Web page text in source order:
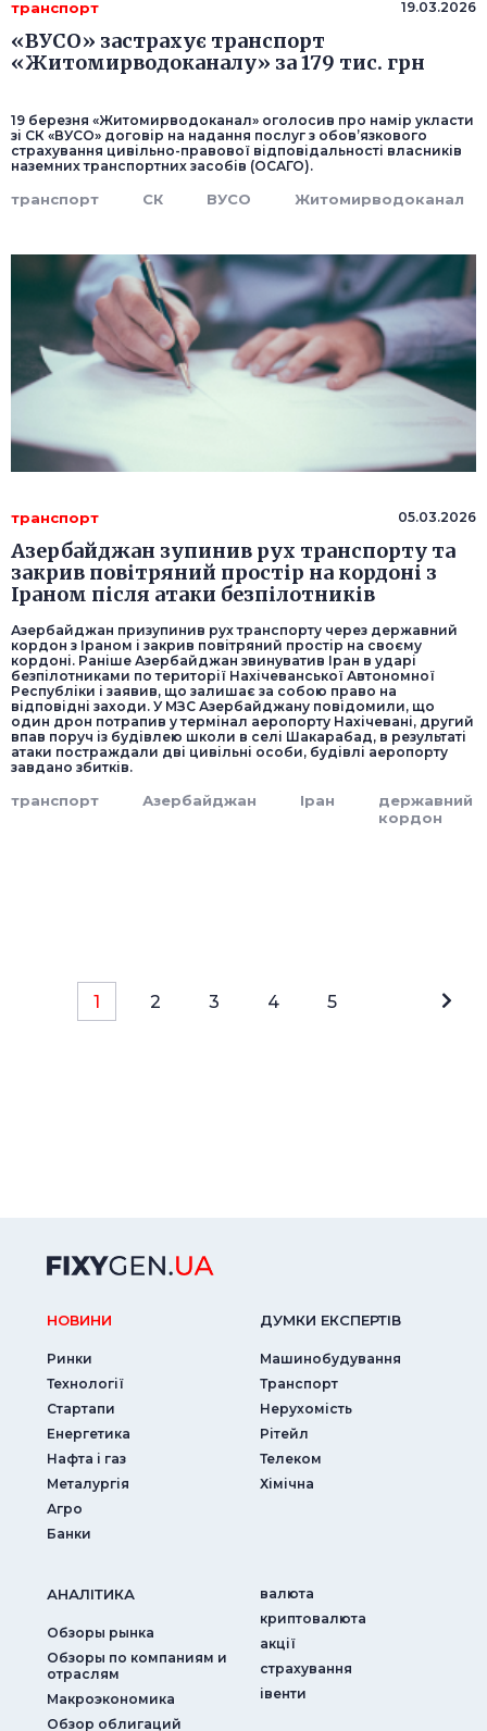
транспорт 19.03.2026
«ВУСО» застрахує транспорт
«Житомирводоканалу» за 179 тис. грн
19 березня «Житомирводоканал» оголосив про намір укласти
зі СК «ВУСО» договір на надання послуг з обов’язкового
страхування цивільно-правової відповідальності власників
наземних транспортних засобів (ОСАГО).
транспорт СК ВУСО Житомирводоканал
транспорт 05.03.2026
Азербайджан зупинив рух транспорту та
закрив повітряний простір на кордоні з
Іраном після атаки безпілотників
Азербайджан призупинив рух транспорту через державний
кордон з Іраном і закрив повітряний простір на своєму
кордоні. Раніше Азербайджан звинуватив Іран в ударі
безпілотниками по території Нахічеванської Автономної
Республіки і заявив, що залишає за собою право на
відповідні заходи. У МЗС Азербайджану повідомили, що
один дрон потрапив у термінал аеропорту Нахічевані, другий
впав поруч із будівлею школи в селі Шакарабад, в результаті
атаки постраждали дві цивільні особи, будівлі аеропорту
завдано збитків.
транспорт Азербайджан Іран
державний
кордон
1 2 3 4 5
НОВИНИ
Ринки
Технології
Стартапи
Енергетика
Нафта і газ
Металургія
Агро
Банки
ДУМКИ ЕКСПЕРТIВ
Машинобудування
Транспорт
Нерухомість
Рітейл
Телеком
Хімічна
АНАЛIТИКА
Обзоры рынка
Обзоры по компаниям и
отраслям
Макроэкономика
Обзор облигаций
валюта
криптовалюта
акції
страхування
iвенти